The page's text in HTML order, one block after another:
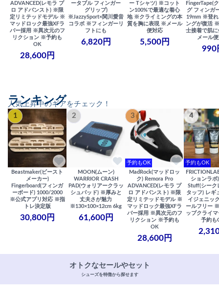
ADVANCED(レモラ プ
ロ アドバンスト) ※限
定リミテッドモデル ※
マッドロック最強XFラ
バー採用 ※異次元のフ
リクション ※予約も
OK
28,600円
ータブル フィンガー
グリップ)
※JazzySport×関川愛音
コラボ ※フィンガーリ
フトにも
6,820円
ー Tシャツ) ※コット
ン100%で最適な着心
地 ※クライミングの本
質を胸に表現 ※メール
便対応
5,500円
FingerTape(
グ フィンガ
19mm ※登れ
ングが復活
士接着で肌
メール
990
人気上昇中のギアをチェック！
ランキング
1
Beastmaker(ビースト
メーカー)
Fingerboard(フィンガ
ーボード) 1000/2000
※公式アプリ対応 ※指
トレ決定版
30,800円
2
MOON(ムーン)
WARRIOR CRASH
PAD(ウォリアークラッ
シュパッド) ※厚みと
丈夫さが魅力
※130×100×12cm 6kg
61,600円
3
予約もOK
MadRock(マッドロッ
ク) Remora Pro
ADVANCED(レモラ プ
ロ アドバンスト) ※限
定リミテッドモデル ※
マッドロック最強XFラ
バー採用 ※異次元のフ
リクション ※予約も
OK
28,600円
4
予約もOK
ションラボ
Stuff(シーク
タッフ) レギ
イジェニッ
ールフリー
ップクライ
予約も
オトクなセールやセット
シューズを特徴から探せます